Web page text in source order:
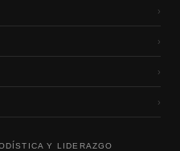
›
›
›
›
Y LIDERAZGO